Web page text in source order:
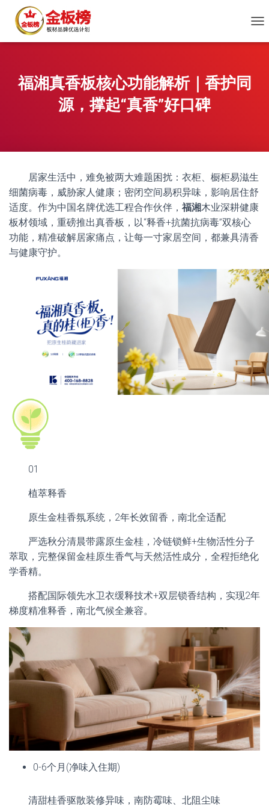
换
福湘真香板核心功能解析｜香护同
源，撑起“真香”好口碑
居家生活中，难免被两大难题困扰：衣柜、橱柜易滋生
细菌病毒，威胁家人健康；密闭空间易积异味，影响居住舒
适度。作为中国名牌优选工程合作伙伴， 福湘木业深耕健康
板材领域，重磅推出真香板，以“释香+抗菌抗病毒”双核心
功能，精准破解居家痛点，让每一寸家居空间，都兼具清香
与健康守护。
01
植萃释香
原生金桂香氛系统，2年长效留香，南北全适配
严选秋分清晨带露原生金桂，冷链锁鲜+生物活性分子
萃取，完整保留金桂原生香气与天然活性成分，全程拒绝化
学香精。
搭配国际领先水卫衣缓释技术+双层锁香结构，实现2年
梯度精准释香，南北气候全兼容。
0-6个月(净味入住期)
清甜桂香驱散装修异味，南防霉味、北阻尘味